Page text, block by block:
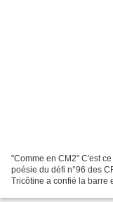
"Comme en CM2" C'est
poésie du défi n°96 des
Tricôtine a confié la barre